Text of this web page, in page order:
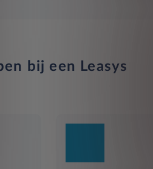
bij een Leasys